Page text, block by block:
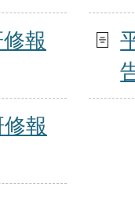
報
報